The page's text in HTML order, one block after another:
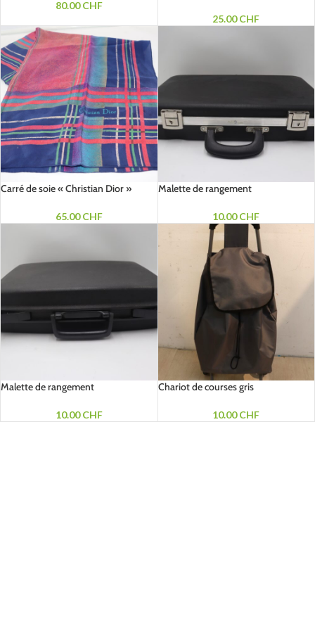
80.00CHF
25.00CHF
Carré de soie « Christian Dior »
65.00CHF
Malette de rangement
10.00CHF
Malette de rangement
10.00CHF
Chariot de courses gris
10.00CHF